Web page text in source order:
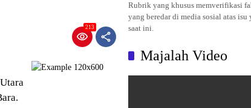
213
Rubrik yang khusus memverifikasi
yang beredar di media sosial atas isu
saat ini.
Majalah Video